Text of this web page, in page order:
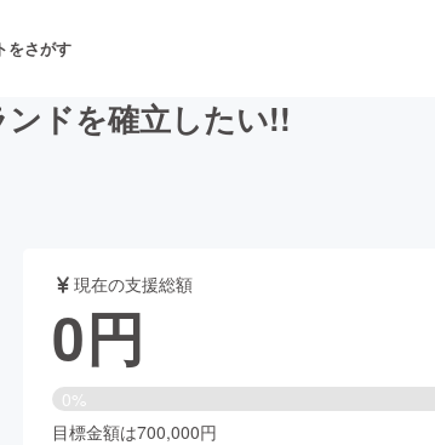
をさがす
ォーマンス
食店
画
ドを確立したい!!
現在の支援総額
0円
0%
目標金額は700,000円